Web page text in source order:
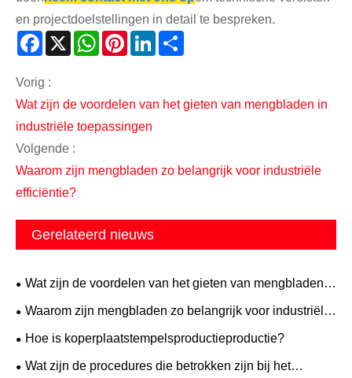
en projectdoelstellingen in detail te bespreken.
Facebook
X WhatsAppPinterestLinkedIn
Vorig :
Wat zijn de voordelen van het gieten van mengbladen in
industriële toepassingen
Volgende :
Waarom zijn mengbladen zo belangrijk voor industriële
efficiëntie?
Gerelateerd nieuws
Wat zijn de voordelen van het gieten van mengbladen
in industriële toepassingen
Waarom zijn mengbladen zo belangrijk voor industriële
efficiëntie?
Hoe is koperplaatstempelsproductieproductie?
Wat zijn de procedures die betrokken zijn bij het